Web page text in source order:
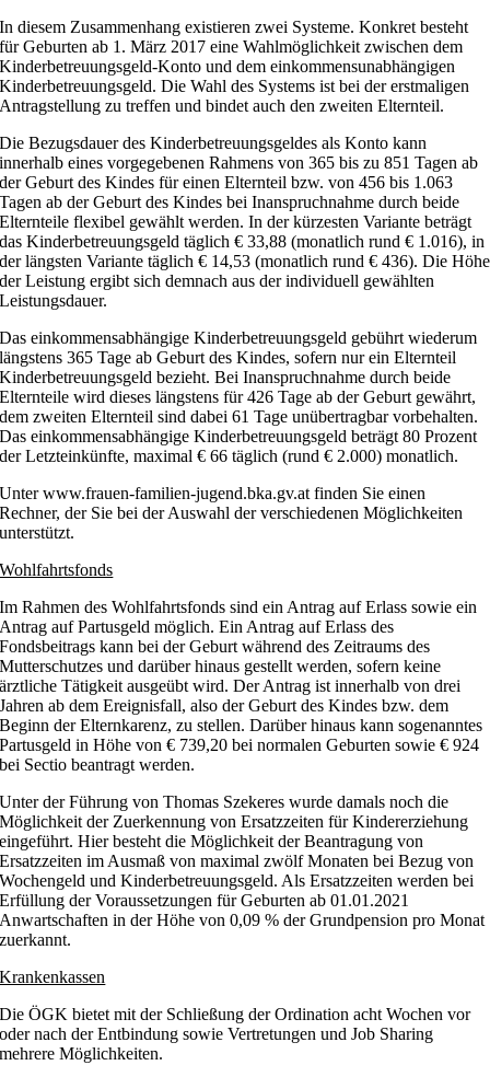
In diesem Zusammenhang existieren zwei Systeme. Konkret besteht
für Geburten ab 1. März 2017 eine Wahlmöglichkeit zwischen dem
Kinderbetreuungsgeld-Konto und dem einkommensunabhängigen
Kinderbetreuungsgeld. Die Wahl des Systems ist bei der erstmaligen
Antragstellung zu treffen und bindet auch den zweiten Elternteil.
Die Bezugsdauer desKinderbetreuungsgeldes als Konto kann
innerhalb eines vorgegebenen Rahmens von 365 bis zu 851 Tagen ab
der Geburt des Kindes für einen Elternteil bzw. von 456 bis 1.063
Tagen ab der Geburt des Kindes bei Inanspruchnahme durch beide
Elternteile flexibel gewählt werden. In der kürzesten Variante beträgt
das Kinderbetreuungsgeld täglich € 33,88 (monatlich rund € 1.016), in
der längsten Variante täglich € 14,53 (monatlich rund € 436). Die Höhe
der Leistung ergibt sich demnach aus der individuell gewählten
Leistungsdauer.
Daseinkommensabhängige Kinderbetreuungsgeld gebührt wiederum
längstens 365 Tage ab Geburt des Kindes, sofern nur ein Elternteil
Kinderbetreuungsgeld bezieht. Bei Inanspruchnahme durch beide
Elternteile wird dieses längstens für 426 Tage ab der Geburt gewährt,
dem zweiten Elternteil sind dabei 61 Tage unübertragbar vorbehalten.
Das einkommensabhängige Kinderbetreuungsgeld beträgt 80 Prozent
der Letzteinkünfte, maximal € 66 täglich (rund € 2.000) monatlich.
Unterwww.frauen-familien-jugend.bka.gv.atfinden Sie einen
Rechner, der Sie bei der Auswahl der verschiedenen Möglichkeiten
unterstützt.
Wohlfahrtsfonds
Im Rahmen des Wohlfahrtsfonds sind ein Antrag auf Erlass sowie ein
Antrag auf Partusgeld möglich. Ein Antrag auf Erlass des
Fondsbeitrags kann bei der Geburt während des Zeitraums des
Mutterschutzes und darüber hinaus gestellt werden, sofern keine
ärztliche Tätigkeit ausgeübt wird. Der Antrag ist innerhalb von drei
Jahren ab dem Ereignisfall, also der Geburt des Kindes bzw. dem
Beginn der Elternkarenz, zu stellen. Darüber hinaus kann sogenanntes
Partusgeld in Höhe von € 739,20 bei normalen Geburten sowie € 924
bei Sectio beantragt werden.
Unter der Führung von Thomas Szekeres wurde damals noch die
Möglichkeit der Zuerkennung von Ersatzzeiten für Kindererziehung
eingeführt. Hier besteht die Möglichkeit der Beantragung von
Ersatzzeiten im Ausmaß von maximal zwölf Monaten bei Bezug von
Wochengeld und Kinderbetreuungsgeld. Als Ersatzzeiten werden bei
Erfüllung der Voraussetzungen für Geburten ab 01.01.2021
Anwartschaften in der Höhe von 0,09 % der Grundpension pro Monat
zuerkannt.
Krankenkassen
Die ÖGK bietet mit der Schließung der Ordination acht Wochen vor
oder nach der Entbindung sowie Vertretungen und Job Sharing
mehrere Möglichkeiten.